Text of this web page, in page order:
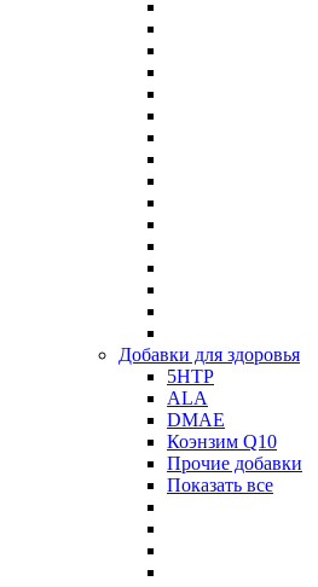
Добавки для здоровья
5HTP
ALA
DMAE
Коэнзим Q10
Прочие добавки
Показать все